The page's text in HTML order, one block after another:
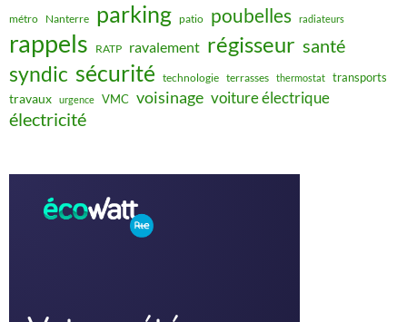
métro Nanterre parking patio poubelles radiateurs
rappels RATP ravalement régisseur santé
syndic sécurité technologie terrasses thermostat transports
travaux urgence VMC voisinage voiture électrique
électricité